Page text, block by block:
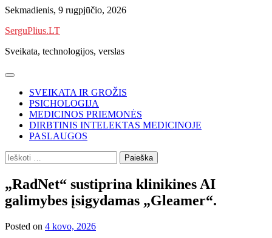
Skip
content
Sekmadienis, 9 rugpjūčio, 2026
SerguPlius.LT
Sveikata, technologijos, verslas
SVEIKATA IR GROŽIS
PSICHOLOGIJA
MEDICINOS PRIEMONĖS
DIRBTINIS INTELEKTAS MEDICINOJE
PASLAUGOS
Ieškoti:
„RadNet“ sustiprina klinikines AI
galimybes įsigydamas „Gleamer“.
Posted on 4 kovo, 2026